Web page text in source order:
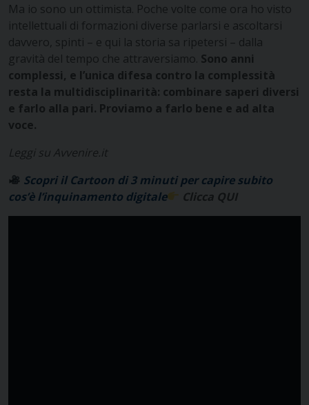
Ma io sono un ottimista. Poche volte come ora ho visto
intellettuali di formazioni diverse parlarsi e ascoltarsi
davvero, spinti – e qui la storia sa ripetersi – dalla
gravità del tempo che attraversiamo. Sono anni
complessi, e l’unica difesa contro la complessità
resta la multidisciplinarità: combinare saperi diversi
e farlo alla pari. Proviamo a farlo bene e ad alta
voce.
Leggi su Avvenire.it
Scopri il Cartoon di 3 minuti per capire subito
cos’è l’inquinamento digitale
Clicca QUI